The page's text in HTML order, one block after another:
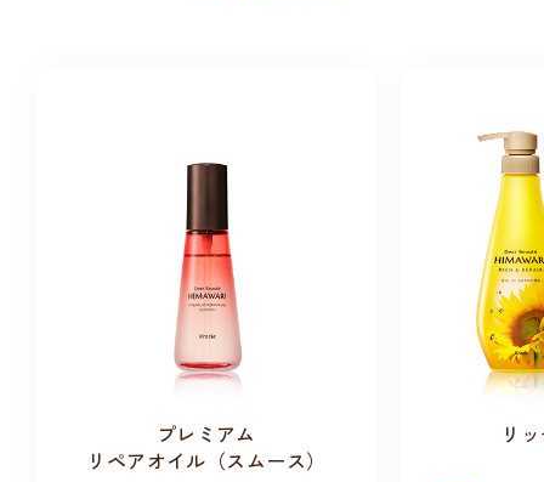
プレミアム
リペアオイル（スムース）
リ